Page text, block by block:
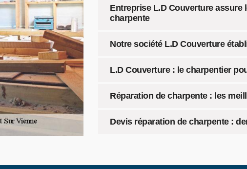
Entreprise L.D Couverture
charpente
Notre société L.D Couverture
L.D Couverture : le charpentier
Réparation de charpente : les
Devis réparation de charpente :